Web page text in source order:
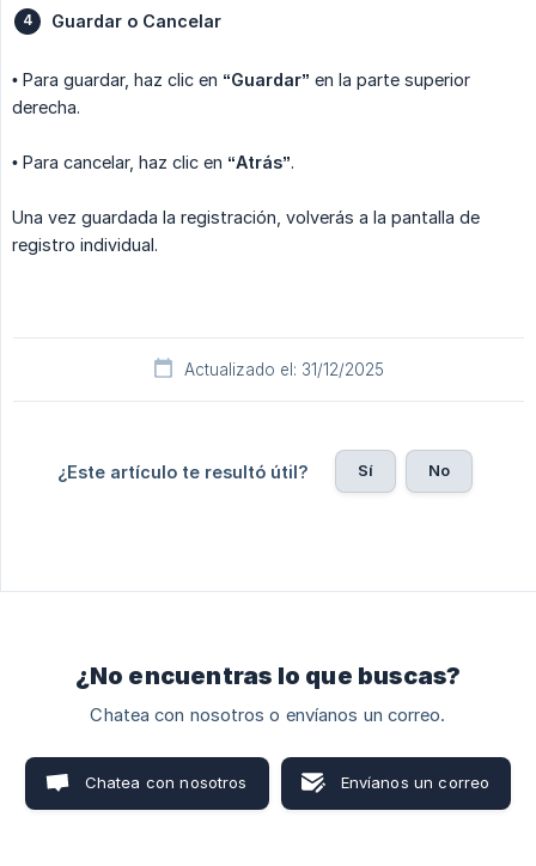
Guardar o Cancelar
• Para guardar, haz clic en “Guardar” en la parte superior
derecha.
• Para cancelar, haz clic en “Atrás”.
Una vez guardada la registración, volverás a la pantalla de
registro individual.
Actualizado el: 31/12/2025
¿Este artículo te resultó útil? Sí No
¿No encuentras lo que buscas?
Chatea con nosotros o envíanos un correo.
Chatea con nosotros Envíanos un correo